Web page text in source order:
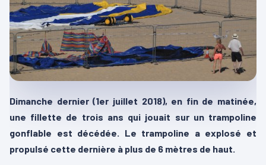
Dimanche dernier (1er juillet 2018), en fin de matinée,
une fillette de trois ans qui jouait sur un trampoline
gonflable est décédée. Le trampoline a explosé et
propulsé cette dernière à plus de 6 mètres de haut.